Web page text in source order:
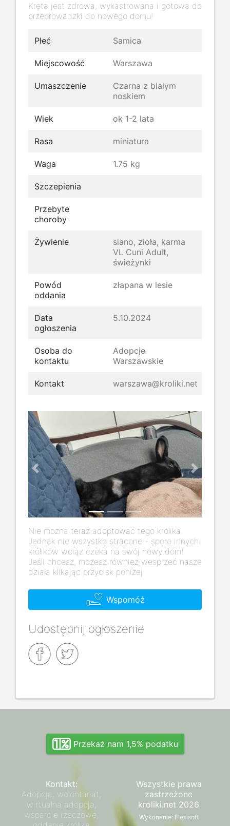
Kręta jest zdrowa, wykastrowana i gotowa do
przeprowadzki do nowego domu!
Płeć Samica
Miejscowość Warszawa
Umaszczenie
Czarna z białym
noskiem
Wiek ok 1-2 lata
Rasa miniatura
Waga 1.75 kg
Szczepienia
Przebyte
choroby
Żywienie
siano, zioła, karma
VL Cuni Adult,
świeżynki
Powód
oddania
złapana w lesie
Data
ogłoszenia
5.10.2024
Osoba do
kontaktu
Adopcje
Warszawskie
Kontakt warszawa@kroliki.net
Previous Next
Nie można teraz adoptować tego królika.
Jednak nie wszystko stracone - sporo innych
królików wciąż czeka na swój nowy dom!
Jeśli chcesz, możesz również wesprzeć nasze
działa klikając przycisk poniżej
Wspomóż
Udostępnij ogłoszenie
Przekaż nam 1,5% podatku
Kontakt:
Adopcja, wolontariat,
wirtualna adopcja,
wsparcie rzeczowe,
Wszystkie prawa
zastrzeżone
kroliki.net 2026
Wykonanie: Flexisoft